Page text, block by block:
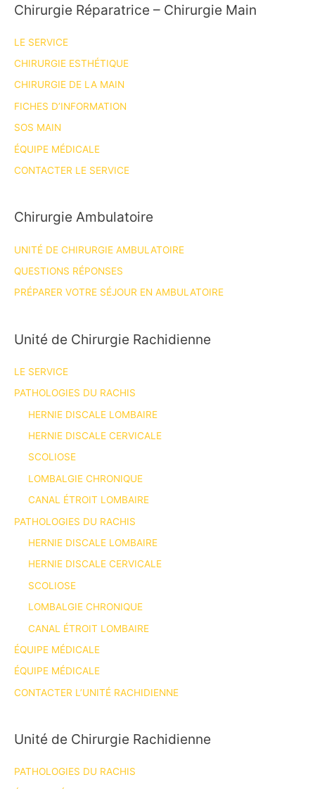
Chirurgie Réparatrice – Chirurgie Main
LE SERVICE
CHIRURGIE ESTHÉTIQUE
CHIRURGIE DE LA MAIN
FICHES D’INFORMATION
SOS MAIN
ÉQUIPE MÉDICALE
CONTACTER LE SERVICE
Chirurgie Ambulatoire
UNITÉ DE CHIRURGIE AMBULATOIRE
QUESTIONS RÉPONSES
PRÉPARER VOTRE SÉJOUR EN AMBULATOIRE
Unité de Chirurgie Rachidienne
LE SERVICE
PATHOLOGIES DU RACHIS
HERNIE DISCALE LOMBAIRE
HERNIE DISCALE CERVICALE
SCOLIOSE
LOMBALGIE CHRONIQUE
CANAL ÉTROIT LOMBAIRE
PATHOLOGIES DU RACHIS
HERNIE DISCALE LOMBAIRE
HERNIE DISCALE CERVICALE
SCOLIOSE
LOMBALGIE CHRONIQUE
CANAL ÉTROIT LOMBAIRE
ÉQUIPE MÉDICALE
ÉQUIPE MÉDICALE
CONTACTER L’UNITÉ RACHIDIENNE
Unité de Chirurgie Rachidienne
PATHOLOGIES DU RACHIS